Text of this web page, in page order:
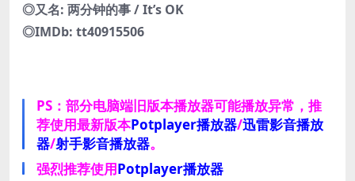
◎又名: 两分钟的事 / It’s OK
◎IMDb: tt40915506
PS：部分电脑端旧版本播放器可能播放异常，推
荐使用最新版本Potplayer播放器/迅雷影音播放
器/射手影音播放器。
强烈推荐使用Potplayer播放器